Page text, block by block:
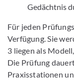
Gedächtnis
Für jeden
Verfügung. Sie
3 liegen als
Die Prüfung
Praxisstationen